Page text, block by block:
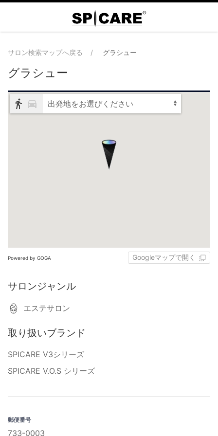
サロン検索マップへ戻る グラシュー
グラシュー
出発地をお選びください
Powered by GOGA Googleマップで開く
サロンジャンル
エステサロン
取り扱いブランド
SPICARE V3シリーズ
SPICARE V.O.S シリーズ
郵便番号
733-0003